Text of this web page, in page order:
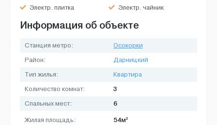
Электр. плитка
Электр. чайник
Информация об объекте
Станция метро:
Осокорки
Район:
Дарницкий
Тип жилья:
Квартира
Количество комнат:
3
Спальных мест: 6
Жилая площадь: 54м2